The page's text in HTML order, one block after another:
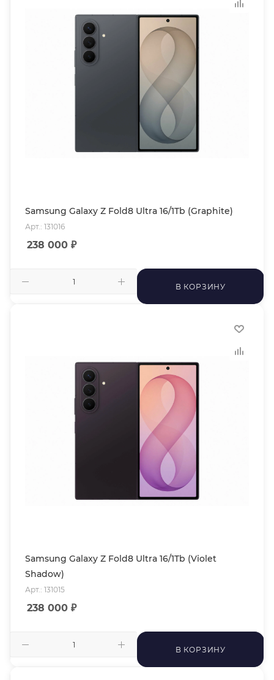
Samsung Galaxy Z Fold8 Ultra 16/1Tb (Graphite)
Арт.: 131016
238 000 ₽
В КОРЗИНУ
Samsung Galaxy Z Fold8 Ultra 16/1Tb (Violet
Shadow)
Арт.: 131015
238 000 ₽
В КОРЗИНУ